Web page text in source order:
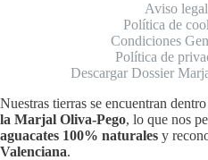
Aviso legal
Política de
Condiciones
Política de
Descargar Dossier
Nuestras tierras se encuentran
la Marjal Oliva-Pego, lo que nos
aguacates 100% naturales y
Valenciana.